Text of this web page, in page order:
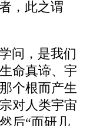
，此之谓
问，是我们
命真谛、宇
个根而产生
对人类宇宙
后“而研几